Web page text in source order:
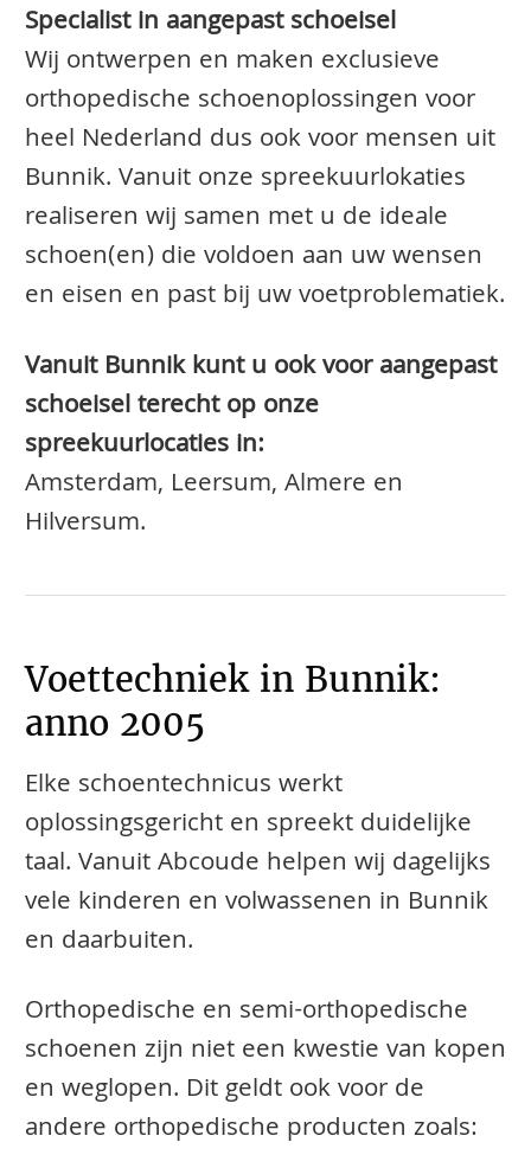
Specialist in aangepast schoeisel
Wij ontwerpen en maken exclusieve
orthopedische schoenoplossingen voor
heel Nederland dus ook voor mensen uit
Bunnik. Vanuit onze spreekuurlokaties
realiseren wij samen met u de ideale
schoen(en) die voldoen aan uw wensen
en eisen en past bij uw voetproblematiek.
Vanuit Bunnik kunt u ook voor aangepast
schoeisel terecht op onze
spreekuurlocaties in:
Amsterdam, Leersum, Almere en
Hilversum.
Voettechniek in Bunnik:
anno 2005
Elke schoentechnicus werkt
oplossingsgericht en spreekt duidelijke
taal. Vanuit Abcoude helpen wij dagelijks
vele kinderen en volwassenen in Bunnik
en daarbuiten.
​​​​Orthopedische en semi-orthopedische
schoenen zijn niet een kwestie van kopen
en weglopen. Dit geldt ook voor de
andere orthopedische producten zoals: